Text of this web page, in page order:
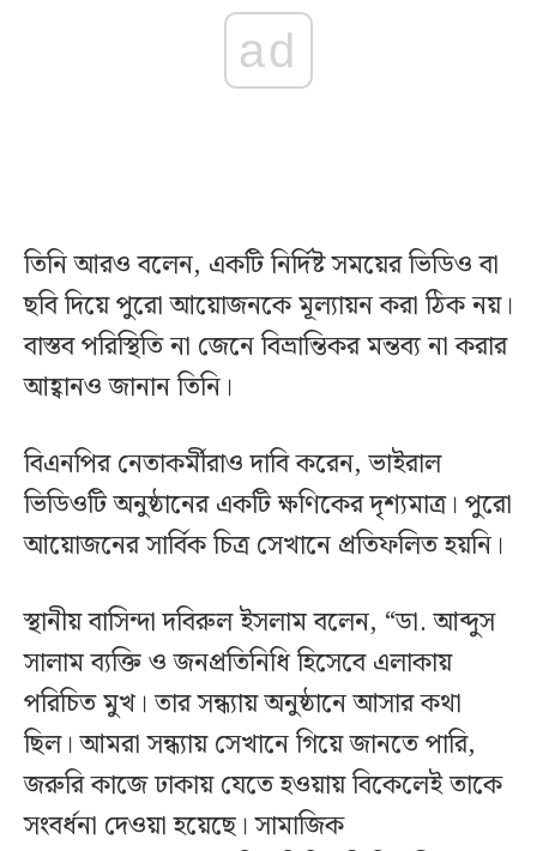
ad
তিনি আরও বলেন, একটি নির্দিষ্ট সময়ের ভিডিও বা
ছবি দিয়ে পুরো আয়োজনকে মূল্যায়ন করা ঠিক নয়।
বাস্তব পরিস্থিতি না জেনে বিভ্রান্তিকর মন্তব্য না করার
আহ্বানও জানান তিনি।
বিএনপির নেতাকর্মীরাও দাবি করেন, ভাইরাল
ভিডিওটি অনুষ্ঠানের একটি ক্ষণিকের দৃশ্যমাত্র। পুরো
আয়োজনের সার্বিক চিত্র সেখানে প্রতিফলিত হয়নি।
স্থানীয় বাসিন্দা দবিরুল ইসলাম বলেন, “ডা. আব্দুস
সালাম ব্যক্তি ও জনপ্রতিনিধি হিসেবে এলাকায়
পরিচিত মুখ। তার সন্ধ্যায় অনুষ্ঠানে আসার কথা
ছিল। আমরা সন্ধ্যায় সেখানে গিয়ে জানতে পারি,
জরুরি কাজে ঢাকায় যেতে হওয়ায় বিকেলেই তাকে
সংবর্ধনা দেওয়া হয়েছে। সামাজিক